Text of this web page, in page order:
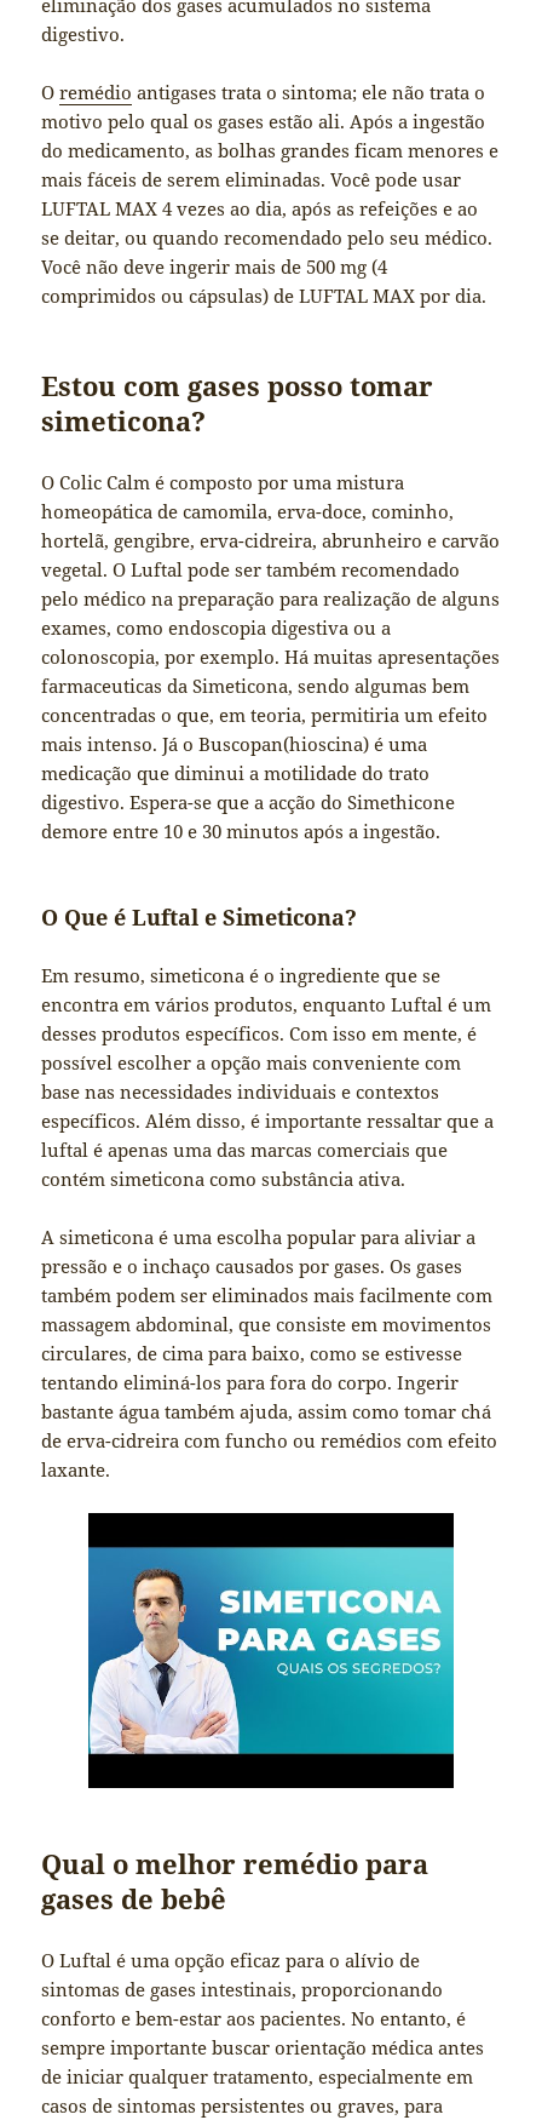
eliminação dos gases acumulados no sistema
digestivo.
Oremédio antigases trata o sintoma; ele não trata o
motivo pelo qual os gases estão ali. Após a ingestão
do medicamento, as bolhas grandes ficam menores e
mais fáceis de serem eliminadas. Você pode usar
LUFTAL MAX 4 vezes ao dia, após as refeições e ao
se deitar, ou quando recomendado pelo seu médico.
Você não deve ingerir mais de 500 mg (4
comprimidos ou cápsulas) de LUFTAL MAX por dia.
Estou com gases posso tomar
simeticona?
O Colic Calm é composto por uma mistura
homeopática de camomila, erva-doce, cominho,
hortelã, gengibre, erva-cidreira, abrunheiro e carvão
vegetal. O Luftal pode ser também recomendado
pelo médico na preparação para realização de alguns
exames, como endoscopia digestiva ou a
colonoscopia, por exemplo. Há muitas apresentações
farmaceuticas da Simeticona, sendo algumas bem
concentradas o que, em teoria, permitiria um efeito
mais intenso. Já o Buscopan(hioscina) é uma
medicação que diminui a motilidade do trato
digestivo. Espera-se que a acção do Simethicone
demore entre 10 e 30 minutos após a ingestão.
O Que é Luftal e Simeticona?
Em resumo, simeticona é o ingrediente que se
encontra em vários produtos, enquanto Luftal é um
desses produtos específicos. Com isso em mente, é
possível escolher a opção mais conveniente com
base nas necessidades individuais e contextos
específicos. Além disso, é importante ressaltar que a
luftal é apenas uma das marcas comerciais que
contém simeticona como substância ativa.
A simeticona é uma escolha popular para aliviar a
pressão e o inchaço causados por gases. Os gases
também podem ser eliminados mais facilmente com
massagem abdominal, que consiste em movimentos
circulares, de cima para baixo, como se estivesse
tentando eliminá-los para fora do corpo. Ingerir
bastante água também ajuda, assim como tomar chá
de erva-cidreira com funcho ou remédios com efeito
laxante.
Qual o melhor remédio para
gases de bebê
O Luftal é uma opção eficaz para o alívio de
sintomas de gases intestinais, proporcionando
conforto e bem-estar aos pacientes. No entanto, é
sempre importante buscar orientação médica antes
de iniciar qualquer tratamento, especialmente em
casos de sintomas persistentes ou graves, para